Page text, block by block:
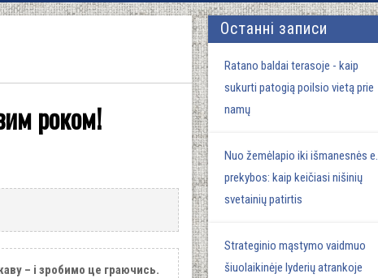
роком!
– і зробимо це граючись.
Останні записи
Ratano baldai terasoje - kaip
sukurti patogią poilsio vietą prie
namų
Nuo žemėlapio iki išmanesnės e.
prekybos: kaip keičiasi nišinių
svetainių patirtis
Strateginio mąstymo vaidmuo
šiuolaikinėje lyderių atrankoje